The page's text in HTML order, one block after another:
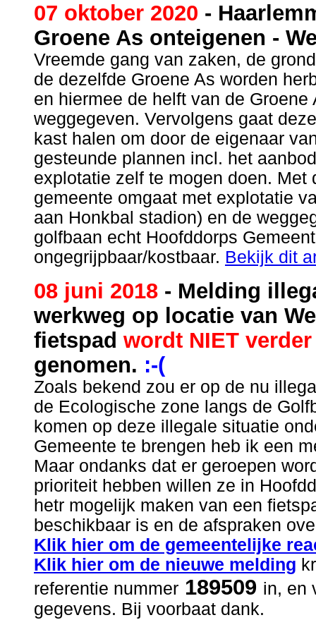
07 oktober 2020 -
Groene As onteigenen -
Vreemde gang van zaken, de
de dezelfde Groene As worden
en hiermee de helft van de Groene
weggegeven. Vervolgens gaat
kast halen om door de eigenaar
gesteunde plannen incl. het
explotatie zelf te mogen doen. Met
gemeente omgaat met explotatie
aan Honkbal stadion) en de
golfbaan echt Hoofddorps
ongegrijpbaar/kostbaar. Bekijk dit
08 juni 2018 - Melding
werkweg op locatie van
fietspad wordt NIET
genomen. :-(
Zoals bekend zou er op de nu
de Ecologische zone langs de
komen op deze illegale situatie
Gemeente te brengen heb ik een
Maar ondanks dat er geroepen
prioriteit hebben willen ze in
hetr mogelijk maken van een
beschikbaar is en de afspraken
Klik hier om de gemeentelijke
Klik hier om de nieuwe melding
referentie nummer 189509 in, en
gegevens. Bij voorbaat dank.